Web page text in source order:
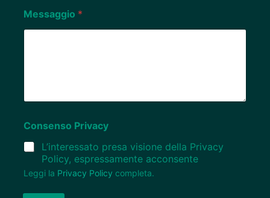
Messaggio *
Consenso Privacy
L’interessato presa visione della Privacy
Policy, espressamente acconsente
Leggi la Privacy Policy completa.